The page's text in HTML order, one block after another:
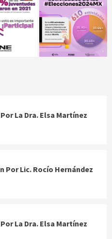
Por La Dra. Elsa Martínez
Por Lic. Rocío Hernández
Por La Dra. Elsa Martínez